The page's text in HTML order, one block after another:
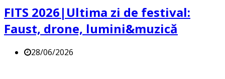
FITS 2026|Ultima zi de festival:
Faust, drone, lumini&muzică
28/06/2026